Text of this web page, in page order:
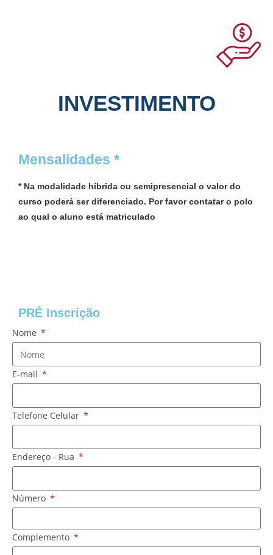
INVESTIMENTO
Mensalidades *
* Na modalidade híbrida ou semipresencial o valor do
curso poderá ser diferenciado. Por favor contatar o polo
ao qual o aluno está matriculado
PRÉ Inscrição
Nome
E-mail
Telefone Celular
Endereço - Rua
Número
Complemento